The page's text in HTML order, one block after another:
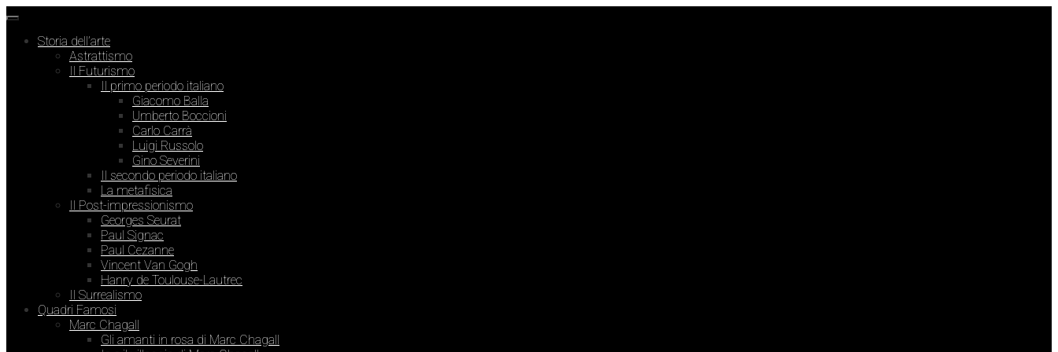
Storia dell’arte
Astrattismo
Il Futurismo
Il primo periodo italiano
Giacomo Balla
Umberto Boccioni
Carlo Carrà
Luigi Russolo
Gino Severini
Il secondo periodo italiano
La metafisica
Il Post-impressionismo
Georges Seurat
Paul Signac
Paul Cezanne
Vincent Van Gogh
Hanry de Toulouse-Lautrec
Il Surrealismo
Quadri Famosi
Marc Chagall
Gli amanti in rosa di Marc Chagall